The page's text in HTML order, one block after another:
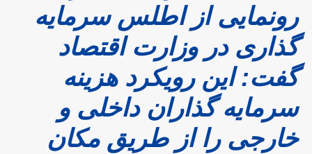
رونمایی از اطلس سرمایه
گذاری در وزارت اقتصاد
گفت: این رویکرد هزینه
سرمایه گذاران داخلی و
خارجی را از طریق مکان